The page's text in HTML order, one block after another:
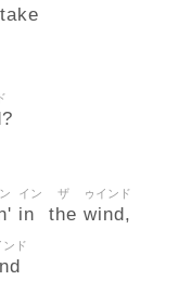
take
in
イン
the
ザ
wind,
ゥインド
ンド